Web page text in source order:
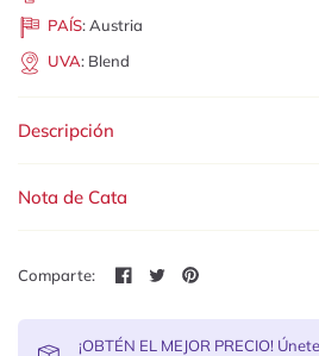
PAÍS:Austria
UVA: Blend
Descripción
Nota de Cata
Comparte:
¡OBTÉN EL MEJOR PRECIO!